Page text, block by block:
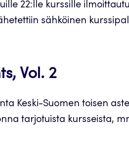
22:lle kurssille
sähköinen
Vol. 2
Keski-Suomen toisen
tarjotuista kursseista,